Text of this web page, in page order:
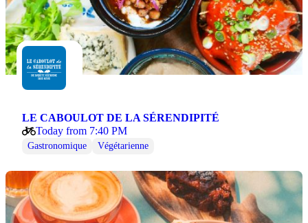
LE CABOULOT DE LA SÉRENDIPITÉ
Today from 7:40 PM
Gastronomique Végétarienne